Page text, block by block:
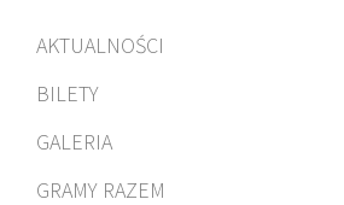
AKTUALNOŚCI
BILETY
GALERIA
GRAMY RAZEM